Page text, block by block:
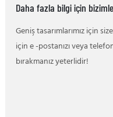
Daha fazla bilgi için
Geniş tasarımlarımız için
için e -postanızı veya
bırakmanız yeterlidir!